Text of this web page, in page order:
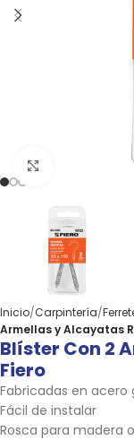
Click to
Inicio Carpintería
Armellas y Alcayatas
Blíster Con 2
Fiero
Fabricadas en acero
Fácil de instalar
Rosca para madera